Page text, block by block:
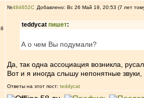
№484652 Добавлено: Вс 26 Май 19, 20:53 (7 лет
teddycat пишет:
А о чем Вы подумали?
Да, так одна ассоциация возникла,
Вот и я иногда слышу непонятные звуки,
Ответы на этот пост: teddycat